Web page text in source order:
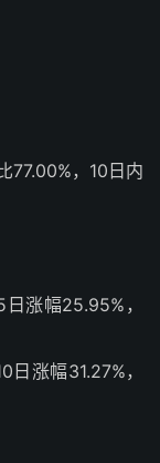
77.00%，10日内
涨幅25.95%，
涨幅31.27%，